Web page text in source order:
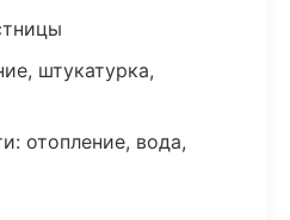
штукатурка,
отопление, вода,